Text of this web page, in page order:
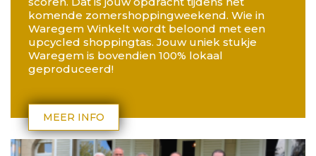
komende zomershoppingweekend. Wie in
Waregem Winkelt wordt beloond met een
upcycled shoppingtas. Jouw uniek stukje
Waregem is bovendien 100% lokaal
geproduceerd!
MEER INFO